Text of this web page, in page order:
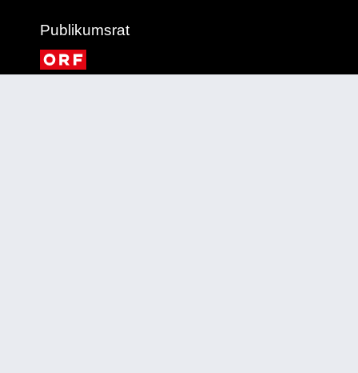
Publikumsrat